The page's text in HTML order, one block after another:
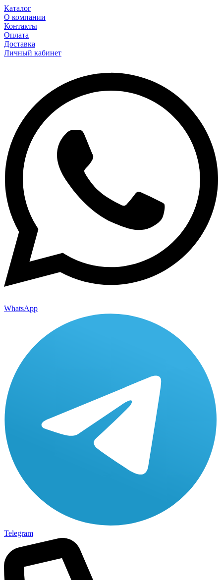
Каталог
О компании
Контакты
Оплата
Доставка
Личный кабинет
WhatsApp
Telegram